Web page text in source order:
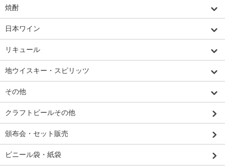
焼酎
日本ワイン
リキュール
地ウイスキー・スピリッツ
その他
クラフトビールその他
頒布会・セット販売
ビニール袋・紙袋